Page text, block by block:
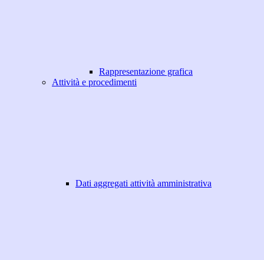
Rappresentazione grafica
Attività e procedimenti
Dati aggregati attività amministrativa